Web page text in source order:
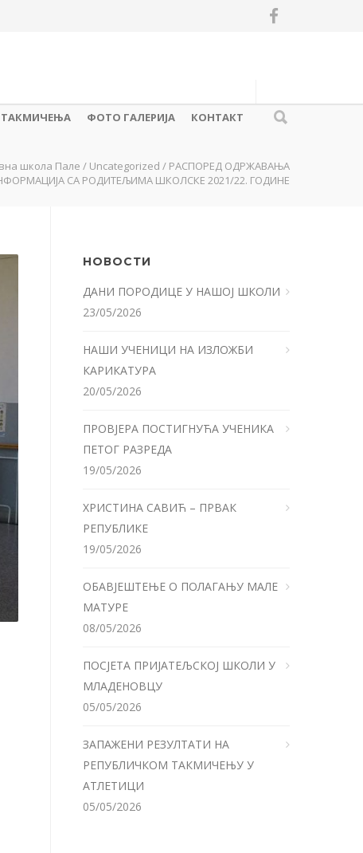
ТАКМИЧЕЊА ФОТО ГАЛЕРИЈА КОНТАКТ
школа Пале / Uncategorized / РАСПОРЕД ОДРЖАВАЊА
СА РОДИТЕЉИМА ШКОЛСКЕ 2021/22. ГОДИНЕ
НОВОСТИ
ДАНИ ПОРОДИЦЕ У НАШОЈ ШКОЛИ
23/05/2026
НАШИ УЧЕНИЦИ НА ИЗЛОЖБИ
КАРИКАТУРА
20/05/2026
ПРОВЈЕРА ПОСТИГНУЋА УЧЕНИКА
ПЕТОГ РАЗРЕДА
19/05/2026
ХРИСТИНА САВИЋ – ПРВАК
РЕПУБЛИКЕ
19/05/2026
ОБАВЈЕШТЕЊЕ О ПОЛАГАЊУ МАЛЕ
МАТУРЕ
08/05/2026
ПОСЈЕТА ПРИЈАТЕЉСКОЈ ШКОЛИ У
МЛАДЕНОВЦУ
05/05/2026
ЗАПАЖЕНИ РЕЗУЛТАТИ НА
РЕПУБЛИЧКОМ ТАКМИЧЕЊУ У
АТЛЕТИЦИ
05/05/2026